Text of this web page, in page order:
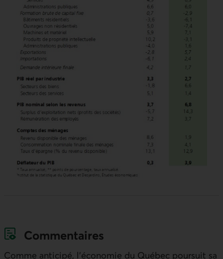
Commentaires
Comme anticipé, l’économie du Québec poursuit sa